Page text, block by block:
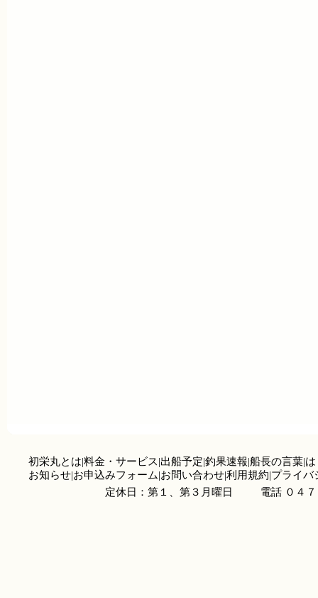
初栄丸とは|料金・サービス|出船予定|釣果速報|船長の言葉|
お知らせ|お申込みフォーム|お問い合わせ|利用規約|プライバ
定休日：第１、第３月曜日
電話 ０４